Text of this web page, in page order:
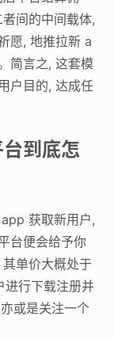
间的中间载体,
愿, 地推拉新 a
简言之, 这套模
户目的, 达成任
到底怎
获取新用户,
台便会给予你
单价大概处于
进行下载注册并
或是关注一个